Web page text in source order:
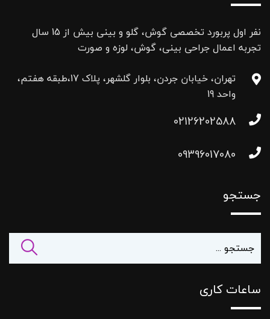
نفر اول پربورد تخصصی گوش، گلو و بینی بیش از 15 سال
تجربه اعمال جراحی بینی، گوش، لوزه و صورت
تهران، خیابان جردن، بلوار گلشهر، پلاک 17،طبقه هفتم،
واحد 19
02126202588
09396017080
جستجو
ساعات کاری